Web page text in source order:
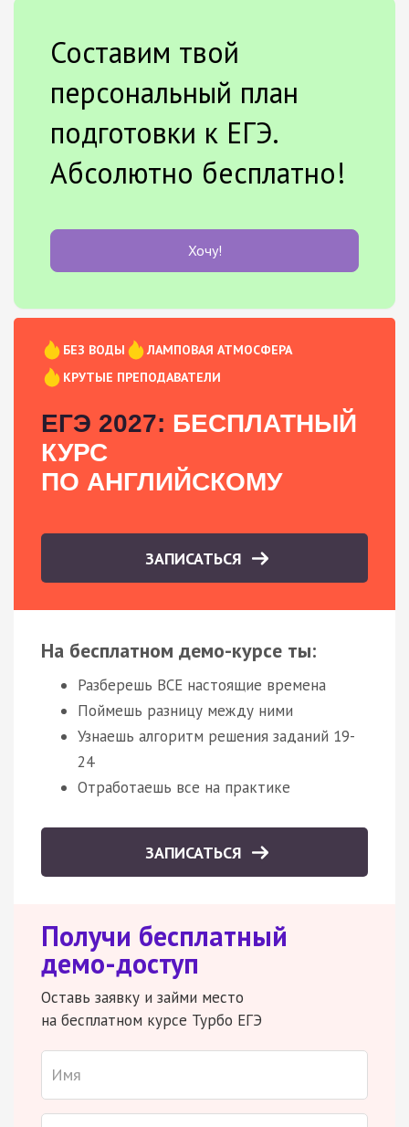
Составим твой
персональный план
подготовки к ЕГЭ.
Абсолютно бесплатно!
Хочу!
БЕЗ ВОДЫ
ЛАМПОВАЯ АТМОСФЕРА
КРУТЫЕ ПРЕПОДАВАТЕЛИ
ЕГЭ 2027: БЕСПЛАТНЫЙ
КУРС
ПО АНГЛИЙСКОМУ
ЗАПИСАТЬСЯ
На бесплатном демо-курсе ты:
Разберешь ВСЕ настоящие времена
Поймешь разницу между ними
Узнаешь алгоритм решения заданий 19-
24
Отработаешь все на практике
ЗАПИСАТЬСЯ
Получи бесплатный
демо-доступ
Оставь заявку и займи место
на бесплатном курсе Турбо ЕГЭ